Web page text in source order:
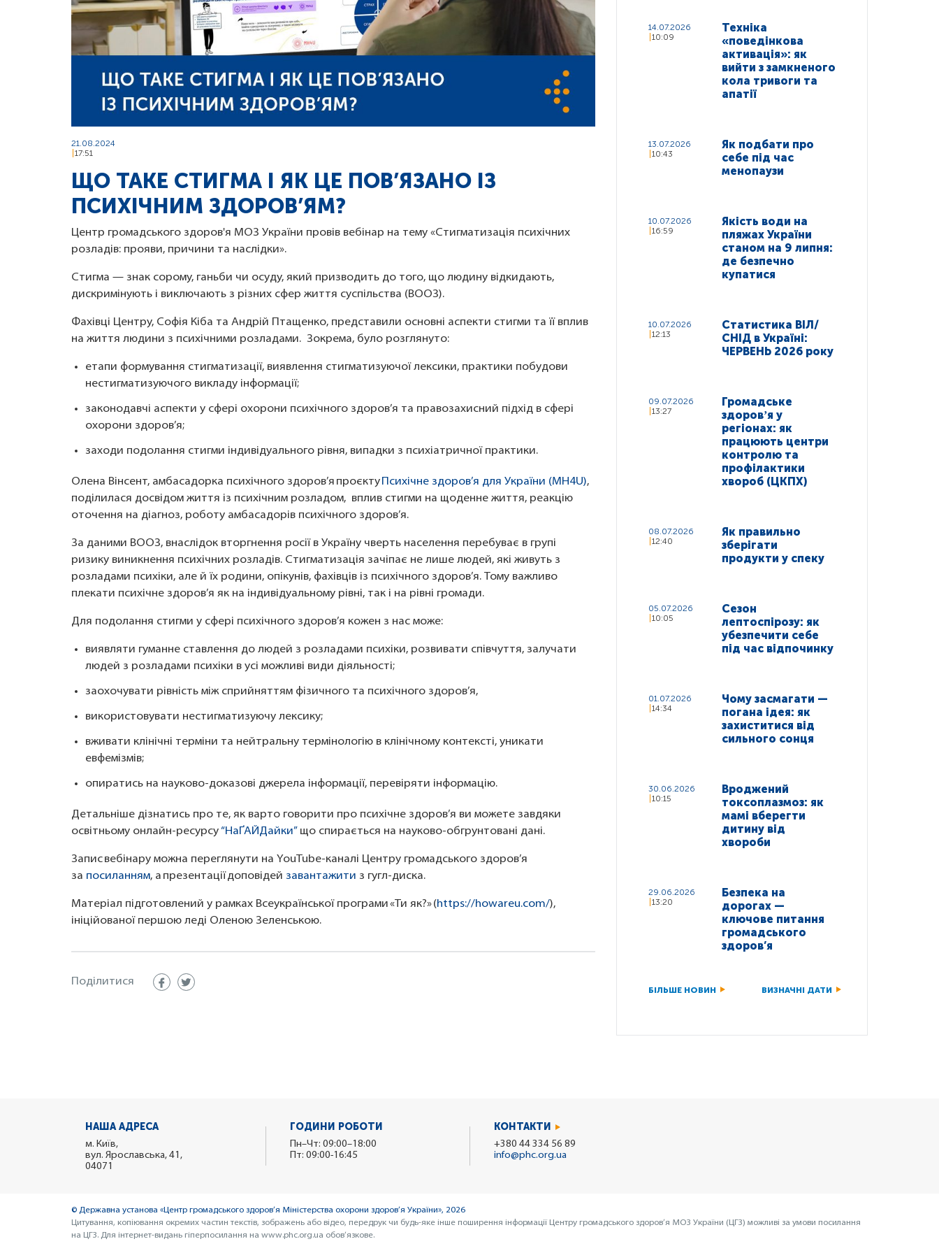
21.08.2024
17:51
ЩО ТАКЕ СТИГМА І ЯК ЦЕ ПОВ’ЯЗАНО ІЗ
ПСИХІЧНИМ ЗДОРОВ’ЯМ?
Центр громадського здоров'я МОЗ України провів вебінар на тему «Стигматизація психічних
розладів: прояви, причини та наслідки».
Стигма — знак сорому, ганьби чи осуду, який призводить до того, що людину відкидають,
дискримінують і виключають з різних сфер життя суспільства (ВООЗ).
Фахівці Центру, Софія Кіба та Андрій Птащенко, представили основні аспекти стигми та її вплив
на життя людини з психічними розладами. Зокрема, було розглянуто:
етапи формування стигматизації, виявлення стигматизуючої лексики, практики побудови
нестигматизуючого викладу інформації;
законодавчі аспекти у сфері охорони психічного здоров’я та правозахисний підхід в сфері
охорони здоров’я;
заходи подолання стигми індивідуального рівня, випадки з психіатричної практики.
Олена Вінсент, амбасадорка психічного здоров’я проєктуПсихічне здоров’я для України (MH4U),
поділилася досвідом життя із психічним розладом, вплив стигми на щоденне життя, реакцію
оточення на діагноз, роботу амбасадорів психічного здоров’я.
За даними ВООЗ, внаслідок вторгнення росії в Україну чверть населення перебуває в групі
ризику виникнення психічних розладів. Стигматизація зачіпає не лише людей, які живуть з
розладами психіки, але й їх родини, опікунів, фахівців із психічного здоров’я. Тому важливо
плекати психічне здоров’я як на індивідуальному рівні, так і на рівні громади.
Для подолання стигми у сфері психічного здоров’я кожен з нас може:
виявляти гуманне ставлення до людей з розладами психіки, розвивати співчуття, залучати
людей з розладами психіки в усі можливі види діяльності;
заохочувати рівність між сприйняттям фізичного та психічного здоров’я,
використовувати нестигматизуючу лексику;
вживати клінічні терміни та нейтральну термінологію в клінічному контексті, уникати
евфемізмів;
опиратись на науково-доказові джерела інформації, перевіряти інформацію.
Детальніше дізнатись про те, як варто говорити про психічне здоров’я ви можете завдяки
освітньому онлайн-ресурсу“НаҐ АЙДайки” що спирається на науково-обгрунтовані дані.
Запис вебінару можна переглянути на YouTube-каналі Центру громадського здоров’я
за посиланням, а презентації доповідей завантажити з гугл-диска.
Матеріал підготовлений у рамках Всеукраїнської програми «Ти як?» (https://howareu.com/),
ініційованої першою леді Оленою Зеленською.
Поділитися
14.07.2026
10:09
Техніка
«поведінкова
активація»: як
вийти з замкненого
кола тривоги та
апатії
13.07.2026
10:43
Як подбати про
себе під час
менопаузи
10.07.2026
16:59
Якість води на
пляжах України
станом на 9 липня:
де безпечно
купатися
10.07.2026
12:13
Статистика ВІЛ/
СНІД в Україні:
ЧЕРВЕНЬ 2026 року
09.07.2026
13:27
Громадське
здоровʼя у
регіонах: як
працюють центри
контролю та
профілактики
хвороб (ЦКПХ)
08.07.2026
12:40
Як правильно
зберігати
продукти у спеку
05.07.2026
10:05
Сезон
лептоспірозу: як
убезпечити себе
під час відпочинку
01.07.2026
14:34
Чому засмагати —
погана ідея: як
захиститися від
сильного сонця
30.06.2026
10:15
Вроджений
токсоплазмоз: як
мамі вберегти
дитину від
хвороби
29.06.2026
13:20
Безпека на
дорогах —
ключове питання
громадського
здоров’я
БІЛЬШЕ НОВИН ВИЗНАЧНІ ДАТИ
НАША АДРЕСА
м. Київ,
вул. Ярославська, 41,
04071
ГОДИНИ РОБОТИ
Пн–Чт: 09:00–18:00
Пт: 09:00-16:45
КОНТАКТИ
+380 44 334 56 89
info@phc.org.ua
© Державна установа «Центр громадського здоров’я Міністерства охорони здоров’я України», 2026
Цитування, копіювання окремих частин текстів, зображень або відео, передрук чи будь-яке інше поширення інформації Центру громадського здоров’я МОЗ України (ЦГЗ) можливі за умови посилання
на ЦГЗ. Для інтернет-видань гіперпосилання на www.phc.org.ua обов’язкове.